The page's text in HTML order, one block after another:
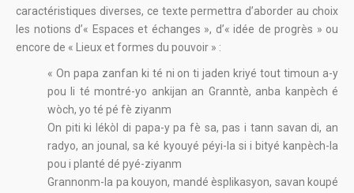
caractéristiques diverses, ce texte permettra d’aborder au choix
les notions d’« Espaces et échanges », d’« idée de progrès » ou
encore de « Lieux et formes du pouvoir » :
« On papa zanfan ki té ni on ti jaden kriyé tout timoun a-y
pou li té montré-yo ankijan an Granntè, anba kanpèch é
wòch, yo té pé fè ziyanm
On piti ki lékòl di papa-y pa fè sa, pas i tann savan di, an
radyo, an jounal, sa ké kyouyé péyi-la si i bityé kanpèch-la
pou i planté dé pyé-ziyanm
Grannonm-la pa kouyon, mandé èsplikasyon, savan koupé